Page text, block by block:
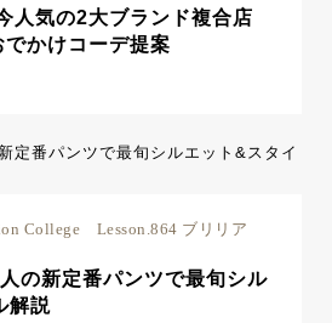
人気の2大ブランド複合店
かけコーデ提案
College Lesson.864 ブリリア
の新定番パンツで最旬シル
解説